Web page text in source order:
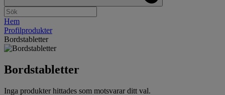
Hem
Profilprodukter
Bordstabletter
Bordstabletter
Inga produkter hittades som motsvarar ditt val.